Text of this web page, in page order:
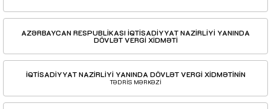
AZƏRBAYCAN RESPUBLİKASI İQTİSADİYYAT NAZİRLİYİ YANINDA
DÖVLƏT VERGİ XİDMƏTİ
İQTİSADİYYAT NAZİRLİYİ YANINDA DÖVLƏT VERGİ XİDMƏTİNİN
TƏDRİS MƏRKƏZİ